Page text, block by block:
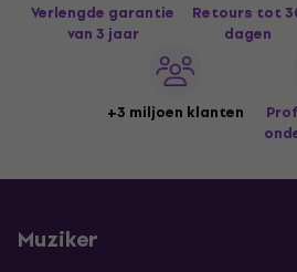
Verlengde garantie
van 3 jaar
Retours tot
dagen
+3 miljoen klanten
Muziker